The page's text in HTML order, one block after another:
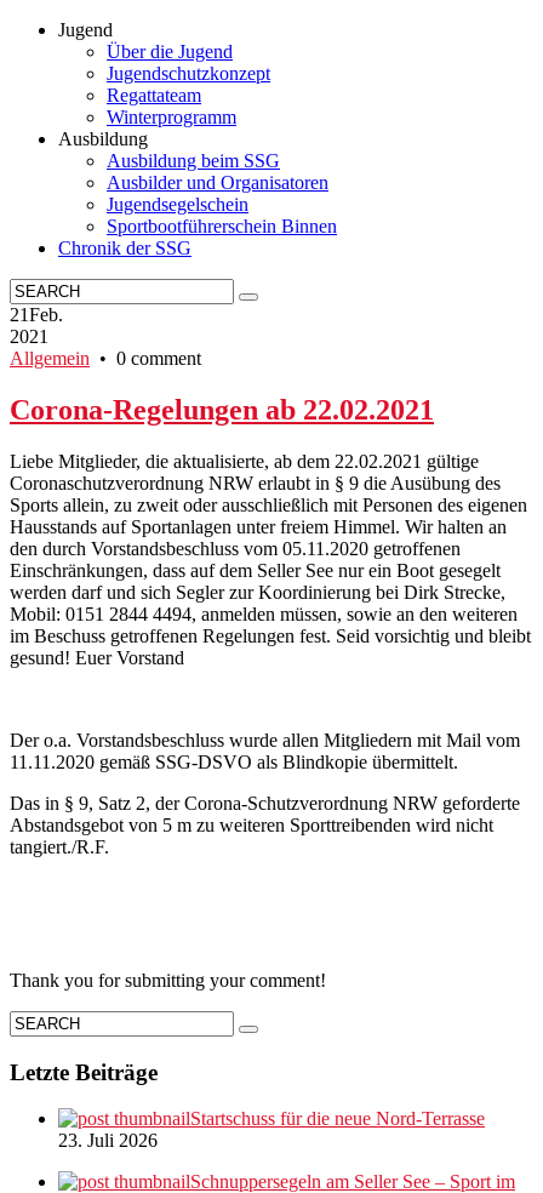
Jugend
Über die Jugend
Jugendschutzkonzept
Regattateam
Winterprogramm
Ausbildung
Ausbildung beim SSG
Ausbilder und Organisatoren
Jugendsegelschein
Sportbootführerschein Binnen
Chronik der SSG
21Feb.
2021
Allgemein • 0 comment
Corona-Regelungen ab 22.02.2021
Liebe Mitglieder, die aktualisierte, ab dem 22.02.2021 gültige
Coronaschutzverordnung NRW erlaubt in § 9 die Ausübung des
Sports allein, zu zweit oder ausschließlich mit Personen des eigenen
Hausstands auf Sportanlagen unter freiem Himmel. Wir halten an
den durch Vorstandsbeschluss vom 05.11.2020 getroffenen
Einschränkungen, dass auf dem Seller See nur ein Boot gesegelt
werden darf und sich Segler zur Koordinierung bei Dirk Strecke,
Mobil: 0151 2844 4494, anmelden müssen, sowie an den weiteren
im Beschuss getroffenen Regelungen fest. Seid vorsichtig und bleibt
gesund! Euer Vorstand
Der o.a. Vorstandsbeschluss wurde allen Mitgliedern mit Mail vom
11.11.2020 gemäß SSG-DSVO als Blindkopie übermittelt.
Das in § 9, Satz 2, der Corona-Schutzverordnung NRW geforderte
Abstandsgebot von 5 m zu weiteren Sporttreibenden wird nicht
tangiert./R.F.
Thank you for submitting your comment!
Letzte Beiträge
Startschuss für die neue Nord-Terrasse
23. Juli 2026
Schnuppersegeln am Seller See – Sport im